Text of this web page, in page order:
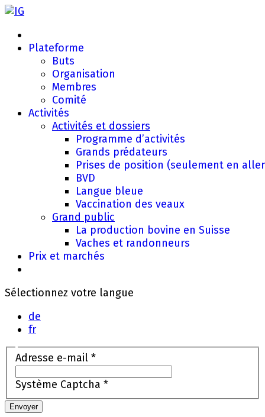
Plateforme
Buts
Organisation
Membres
Comité
Activités
Activités et dossiers
Programme d’activités
Grands prédateurs
Prises de position (seulement en
BVD
Langue bleue
Vaccination des veaux
Grand public
La production bovine en Suisse
Vaches et randonneurs
Prix et marchés
Sélectionnez votre langue
de
fr
Adresse e-mail*
Système Captcha *
Envoyer